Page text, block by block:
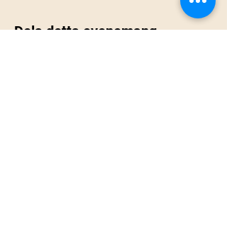
Dela detta evenemang